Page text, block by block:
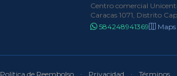
Centro comercial
Caracas 1071, Distrito
584248941369
Maps
Política de Reembolso · Privacidad · Términos